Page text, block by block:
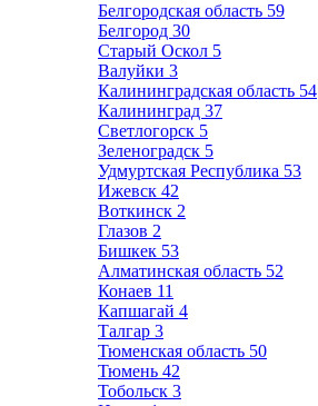
Белгородская область 59
Белгород 30
Старый Оскол 5
Валуйки 3
Калининградская область 54
Калининград 37
Светлогорск 5
Зеленоградск 5
Удмуртская Республика 53
Ижевск 42
Воткинск 2
Глазов 2
Бишкек 53
Алматинская область 52
Конаев 11
Капшагай 4
Талгар 3
Тюменская область 50
Тюмень 42
Тобольск 3